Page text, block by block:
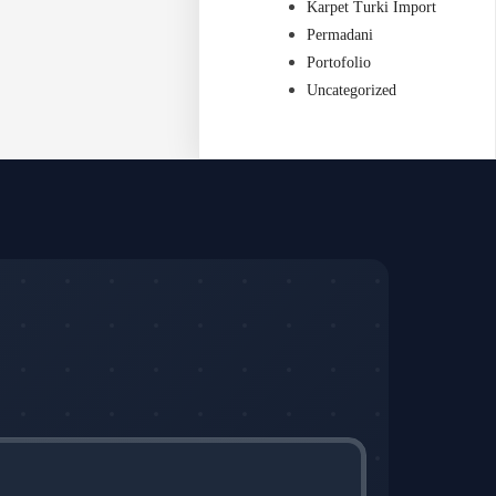
Karpet Turki Import
Permadani
Portofolio
Uncategorized